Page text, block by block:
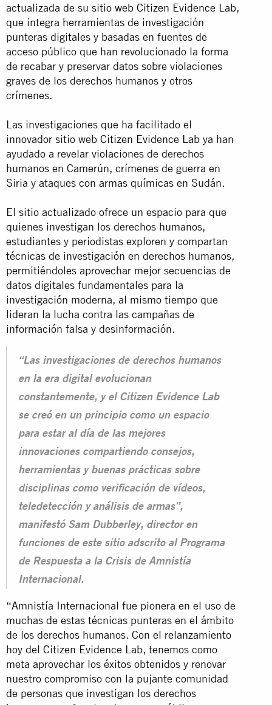
actualizada de su sitio web Citizen Evidence Lab,
que integra herramientas de investigación
punteras digitales y basadas en fuentes de
acceso público que han revolucionado la forma
de recabar y preservar datos sobre violaciones
graves de los derechos humanos y otros
crímenes.
Las investigaciones que ha facilitado el
innovador sitio web Citizen Evidence Lab ya han
ayudado a revelar violaciones de derechos
humanos en Camerún, crímenes de guerra en
Siria y ataques con armas químicas en Sudán.
El sitio actualizado ofrece un espacio para que
quienes investigan los derechos humanos,
estudiantes y periodistas exploren y compartan
técnicas de investigación en derechos humanos,
permitiéndoles aprovechar mejor secuencias de
datos digitales fundamentales para la
investigación moderna, al mismo tiempo que
lideran la lucha contra las campañas de
información falsa y desinformación.
“Las investigaciones de derechos humanos
en la era digital evolucionan
constantemente, y el Citizen Evidence Lab
se creó en un principio como un espacio
para estar al día de las mejores
innovaciones compartiendo consejos,
herramientas y buenas prácticas sobre
disciplinas como verificación de vídeos,
teledetección y análisis de armas”,
manifestó Sam Dubberley, director en
funciones de este sitio adscrito al Programa
de Respuesta a la Crisis de Amnistía
Internacional.
“Amnistía Internacional fue pionera en el uso de
muchas de estas técnicas punteras en el ámbito
de los derechos humanos. Con el relanzamiento
hoy del Citizen Evidence Lab, tenemos como
meta aprovechar los éxitos obtenidos y renovar
nuestro compromiso con la pujante comunidad
de personas que investigan los derechos